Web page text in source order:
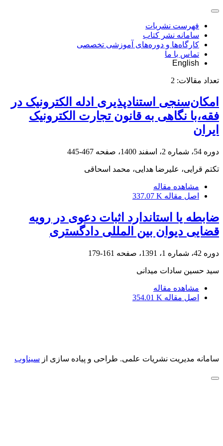
فهرست نشریات
سامانه نشر کتاب
کارگاه‌ها و دوره‌های آموزشی تخصصی
تماس با ما
English
تعداد مقالات: 2
امکان‌سنجی استنادپذیری ادله الکترونیک در
فقه،با نگاهی به قانون تجارت الکترونیک
ایران
دوره 54، شماره 2، اسفند 1400، صفحه 467-445
تکتم قرایی، علیرضا هدایی، محمد اسحاقی
مشاهده مقاله
اصل مقاله 337.07 K
ضابطه یا استاندارد اثبات دعوی در رویه
قضایی دیوان بین المللی دادگستری
دوره 42، شماره 1، 1391، صفحه 161-179
سید حسین سادات میدانی
مشاهده مقاله
اصل مقاله 354.01 K
سامانه مدیریت نشریات علمی. طراحی و پیاده سازی از سیناوب